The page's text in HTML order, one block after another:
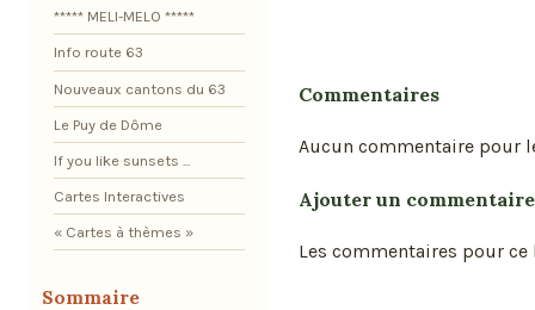
Commentaires
Aucun commentaire pour
Ajouter un commentaire
Les commentaires pour
***** MELI-MELO *****
Info route 63
Nouveaux cantons du 63
Le Puy de Dôme
If you like sunsets ...
Cartes Interactives
« Cartes à thèmes »
Sommaire